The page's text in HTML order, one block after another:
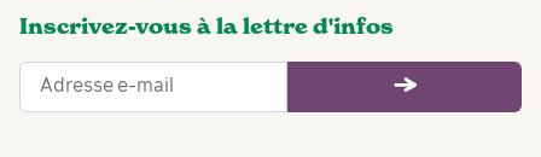
Inscrivez-vous à la lettre d'infos